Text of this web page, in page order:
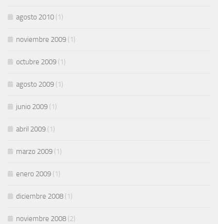
agosto 2010 (1)
noviembre 2009 (1)
octubre 2009 (1)
agosto 2009 (1)
junio 2009 (1)
abril 2009 (1)
marzo 2009 (1)
enero 2009 (1)
diciembre 2008 (1)
noviembre 2008 (2)